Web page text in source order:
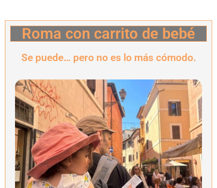
Roma con carrito de bebé
Se puede… pero no es lo más cómodo.